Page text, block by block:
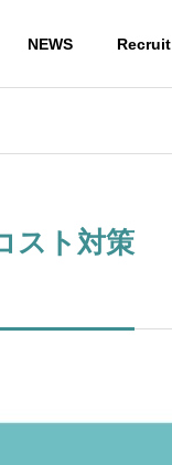
NEWS Recruit
スト対策